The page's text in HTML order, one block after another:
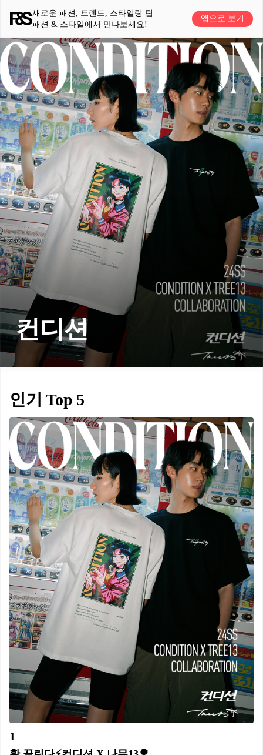
새로운 패션, 트렌드, 스타일링 팁
패션 & 스타일에서 만나보세요!
앱으로 보기
컨디션
인기 Top 5
1